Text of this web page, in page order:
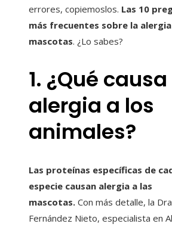
errores, copiemoslos. Las 10
más frecuentes sobre la alergia
mascotas. ¿Lo sabes?
1. ¿Qué
alergia a los
animales?
Las proteínas específicas de
especie causan alergia a las
mascotas. Con más detalle, la
Fernández Nieto, especialista en